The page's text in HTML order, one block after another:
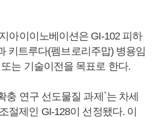
아이이노베이션은 GI-102 피하
키트루다(펨브로리주맙) 병용임
는 기술이전을 목표로 한다.
충 연구 선도물질 과제`는 차세
절제인 GI-128이 선정됐다. 이